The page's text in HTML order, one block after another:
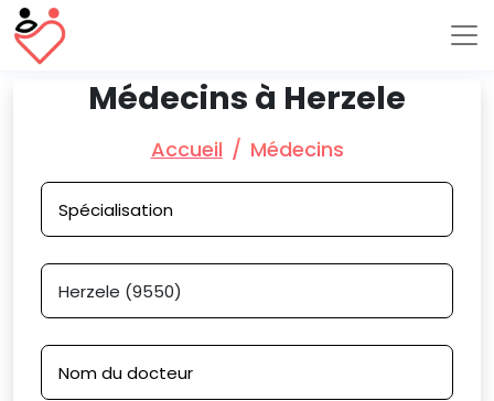
Médecins à Herzele
Accueil Médecins